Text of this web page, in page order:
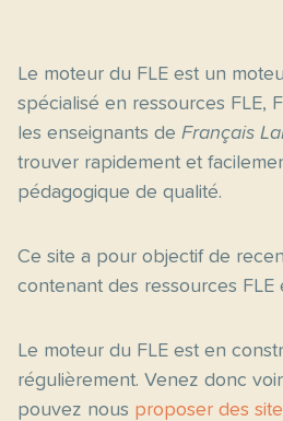
Le moteur du FLE est un
spécialisé en ressources FLE,
les enseignants de Français
trouver rapidement et
pédagogique de qualité.
Ce site a pour objectif de
contenant des ressources FLE
Le moteur du FLE est en
régulièrement. Venez donc
pouvez nous proposer des